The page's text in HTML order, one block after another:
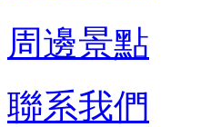
周邊景點
聯系我們